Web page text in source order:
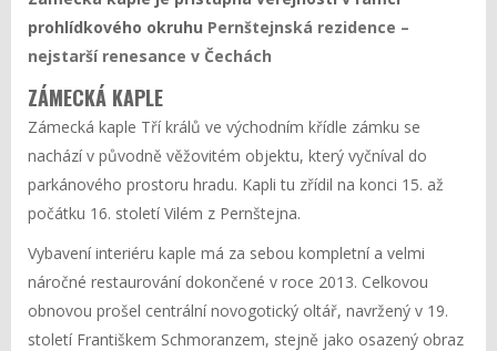
prohlídkového okruhu Pernštejnská rezidence –
nejstarší renesance v Čechách
ZÁMECKÁ KAPLE
Zámecká kaple Tří králů ve východním křídle zámku se
nachází v původně věžovitém objektu, který vyčníval do
parkánového prostoru hradu. Kapli tu zřídil na konci 15. až
počátku 16. století Vilém z Pernštejna.
Vybavení interiéru kaple má za sebou kompletní a velmi
náročné restaurování dokončené v roce 2013. Celkovou
obnovou prošel centrální novogotický oltář, navržený v 19.
století Františkem Schmoranzem, stejně jako osazený obraz